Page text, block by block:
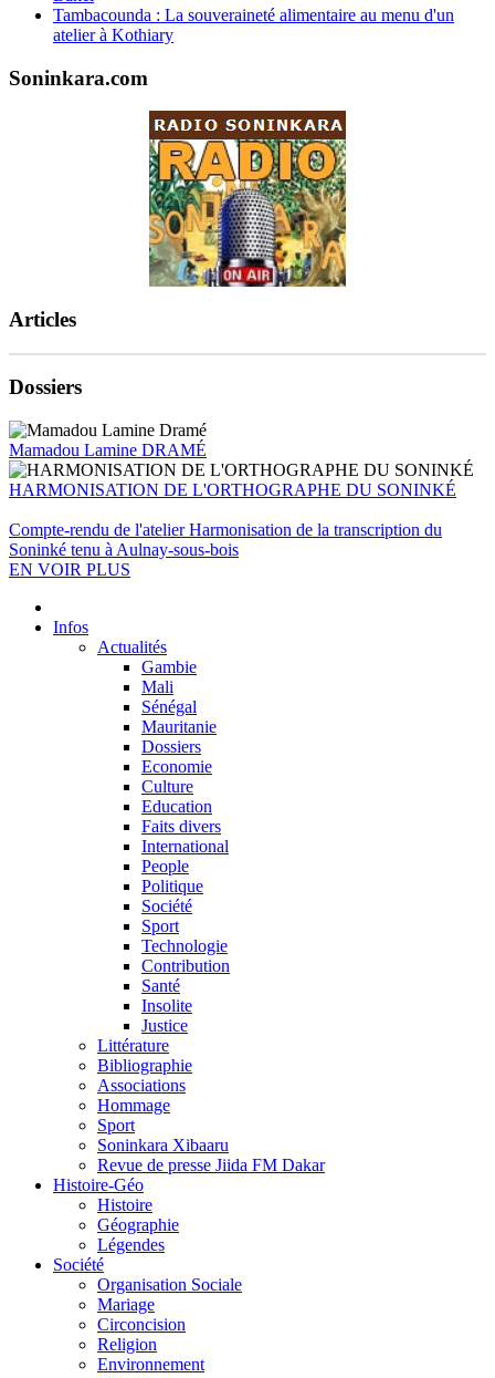
Tambacounda : La souveraineté alimentaire au menu d'un
atelier à Kothiary
Soninkara.com
Articles
Dossiers
Mamadou Lamine DRAMÉ
HARMONISATION DE L'ORTHOGRAPHE DU SONINKÉ
Compte-rendu de l'atelier Harmonisation de la transcription du
Soninké tenu à Aulnay-sous-bois
EN VOIR PLUS
Infos
Actualités
Gambie
Mali
Sénégal
Mauritanie
Dossiers
Economie
Culture
Education
Faits divers
International
People
Politique
Société
Sport
Technologie
Contribution
Santé
Insolite
Justice
Littérature
Bibliographie
Associations
Hommage
Sport
Soninkara Xibaaru
Revue de presse Jiida FM Dakar
Histoire-Géo
Histoire
Géographie
Légendes
Société
Organisation Sociale
Mariage
Circoncision
Religion
Environnement